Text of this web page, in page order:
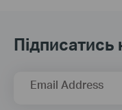
Підписатись
Email Address